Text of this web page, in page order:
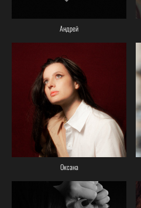
Андрей
Оксана